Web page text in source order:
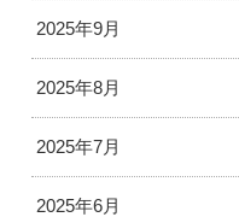
2025年9月
2025年8月
2025年7月
2025年6月